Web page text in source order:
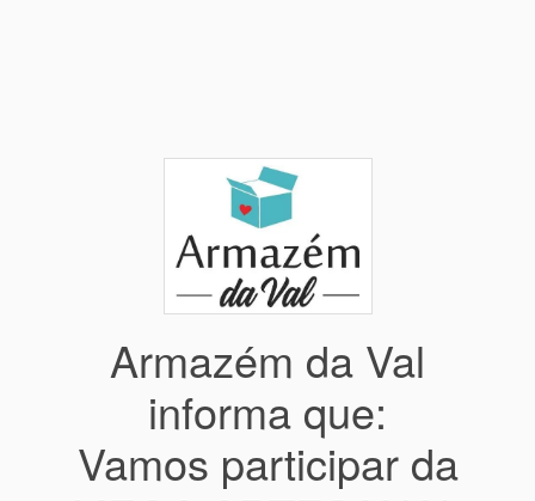
Armazém da Val
informa que:
Vamos participar da